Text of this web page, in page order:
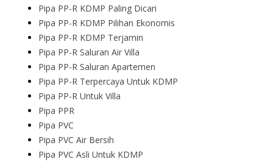
Pipa PP-R KDMP Paling Dicari
Pipa PP-R KDMP Pilihan Ekonomis
Pipa PP-R KDMP Terjamin
Pipa PP-R Saluran Air Villa
Pipa PP-R Saluran Apartemen
Pipa PP-R Terpercaya Untuk KDMP
Pipa PP-R Untuk Villa
Pipa PPR
Pipa PVC
Pipa PVC Air Bersih
Pipa PVC Asli Untuk KDMP